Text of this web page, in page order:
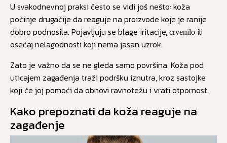
U svakodnevnoj praksi često se vidi još nešto: koža
počinje drugačije da reaguje na proizvode koje je ranije
dobro podnosila. Pojavljuju se blage iritacije, crvenilo ili
osećaj nelagodnosti koji nema jasan uzrok.
Zato je važno da se ne gleda samo površina. Koža pod
uticajem zagađenja traži podršku iznutra, kroz sastojke
koji će joj pomoći da obnovi ravnotežu i vrati otpornost.
Kako prepoznati da koža reaguje na
zagađenje